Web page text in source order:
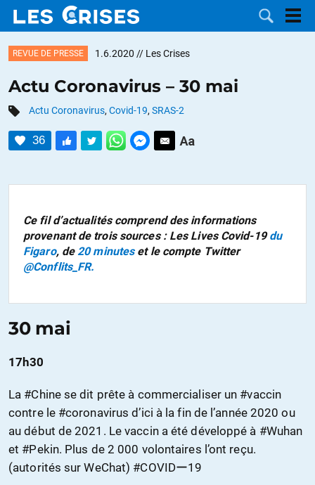
LES
NOUS
CONTACTER
FAIRE UN
REVUE DE PRESSE 1.6.2020 // Les Crises
Actu Coronavirus – 30 mai
Actu Coronavirus, Covid-19, SRAS-2
36
Ce fil d’actualités comprend des informations
provenant de trois sources : Les Lives Covid-19du
Figaro, de20 minuteset le compte Twitter
@Conflits_FR.
30 mai
17h30
La #Chine se dit prête à commercialiser un #vaccin
contre le #coronavirus d’ici à la fin de l’année 2020 ou
au début de 2021. Le vaccin a été développé à #Wuhan
et #Pekin. Plus de 2 000 volontaires l’ont reçu.
(autorités sur WeChat) #COVIDー19